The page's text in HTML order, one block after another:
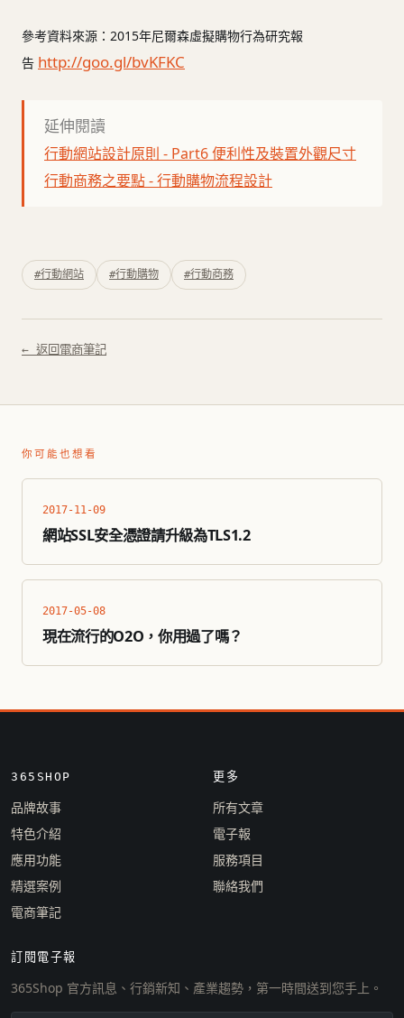
參考資料來源：2015年尼爾森虛擬購物行為研究報
告 http://goo.gl/bvKFKC
延伸閱讀
行動網站設計原則 - Part6 便利性及裝置外觀尺寸
行動商務之要點 - 行動購物流程設計
#行動網站 #行動購物 #行動商務
← 返回電商筆記
你可能也想看
2017-11-09
網站SSL安全憑證請升級為TLS1.2
2017-05-08
現在流行的O2O，你用過了嗎？
365SHOP
品牌故事
特色介紹
應用功能
精選案例
電商筆記
更多
所有文章
電子報
服務項目
聯絡我們
訂閱電子報
365Shop 官方訊息、行銷新知、產業趨勢，第一時間送到您手上。